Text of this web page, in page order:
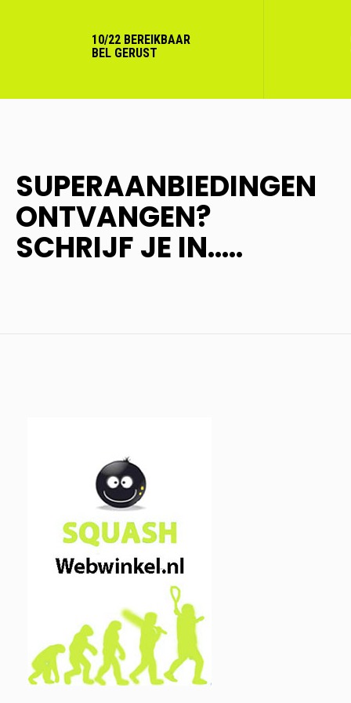
10/22 BEREIKBAAR
BEL GERUST
SUPERAANBIEDINGEN
ONTVANGEN?
SCHRIJF JE IN.....